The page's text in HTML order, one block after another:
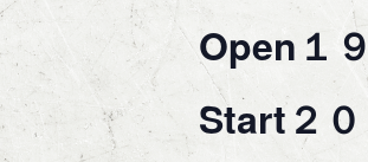
Open１
Start２０